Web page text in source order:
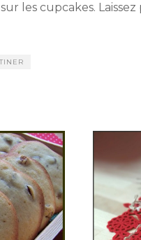
les cupcakes.